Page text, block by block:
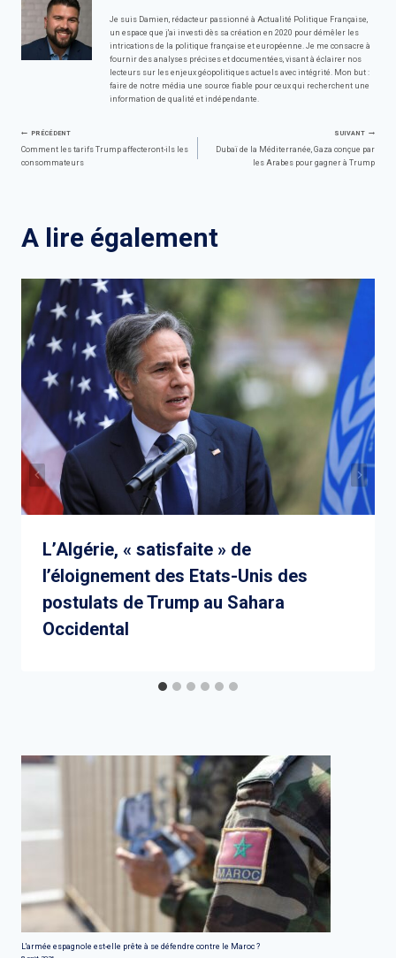
Je suis Damien, rédacteur passionné à Actualité Politique Française,
un espace que j'ai investi dès sa création en 2020 pour démêler les
intrications de la politique française et européenne. Je me consacre à
fournir des analyses précises et documentées, visant à éclairer nos
lecteurs sur les enjeux géopolitiques actuels avec intégrité. Mon but :
faire de notre média une source fiable pour ceux qui recherchent une
information de qualité et indépendante.
Navigation
PRÉCÉDENT
Comment les tarifs Trump affecteront-ils les
consommateurs
SUIVANT
Dubaï de la Méditerranée, Gaza conçue par
les Arabes pour gagner à Trump
A lire également
L’Algérie, « satisfaite » de
l’éloignement des Etats-Unis des
postulats de Trump au Sahara
Occidental
L'armée espagnole est-elle prête à se défendre contre le Maroc ?